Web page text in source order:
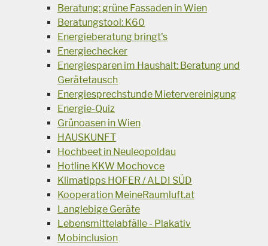
Beratung: grüne Fassaden in Wien
Beratungstool: K60
Energieberatung bringt's
Energiechecker
Energiesparen im Haushalt: Beratung und
Gerätetausch
Energiesprechstunde Mietervereinigung
Energie-Quiz
Grünoasen in Wien
HAUSKUNFT
Hochbeet in Neuleopoldau
Hotline KKW Mochovce
Klimatipps HOFER / ALDI SÜD
Kooperation MeineRaumluft.at
Langlebige Geräte
Lebensmittelabfälle - Plakativ
Mobinclusion